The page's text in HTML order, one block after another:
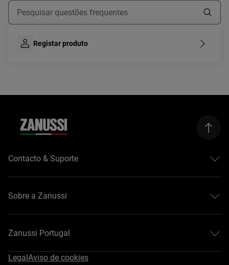
Type to search for support articles
Registar produto
Contacto & Suporte
Registar produtos
Transferir manuais
Garantia
Sobre a Zanussi
Guias de compra
Zanussi Portugal
#EasyTips
LegalAviso de cookies